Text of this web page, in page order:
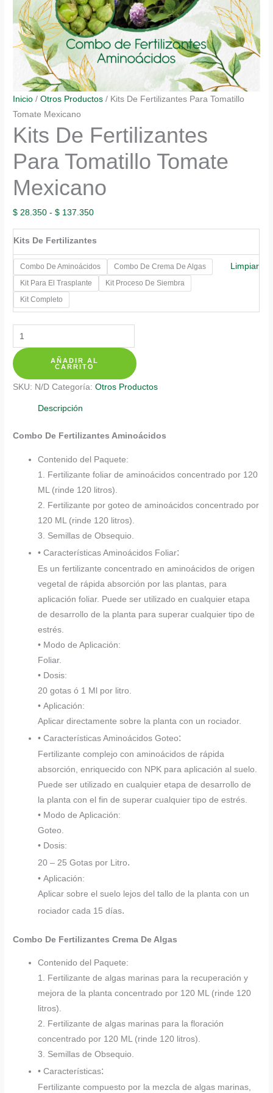
Inicio /Otros Productos / Kits De Fertilizantes Para Tomatillo
Tomate Mexicano
Kits De Fertilizantes
Para Tomatillo Tomate
Mexicano
$ 28.350 - $ 137.350Rango
de
precios:
desde
$ 28.350
hasta
Kits De Fertilizantes
Combo De Aminoácidos
Combo De Crema De Algas
Kit Para El Trasplante
Kit Proceso De Siembra
Kit Completo
Limpiar
Kits
De
Fertilizantes
Para
Tomatillo
Tomate
cantidad
AÑADIR AL
CARRITO
SKU: N/D Categoría:Otros Productos
Descripción
Combo De Fertilizantes Aminoácidos
Contenido del Paquete:
1. Fertilizante foliar de aminoácidos concentrado por 120
ML (rinde 120 litros).
2. Fertilizante por goteo de aminoácidos concentrado por
120 ML (rinde 120 litros).
3. Semillas de Obsequio.
• Características Aminoácidos Foliar:
Es un fertilizante concentrado en aminoácidos de origen
vegetal de rápida absorción por las plantas, para
aplicación foliar. Puede ser utilizado en cualquier etapa
de desarrollo de la planta para superar cualquier tipo de
estrés.
• Modo de Aplicación:
Foliar.
• Dosis:
20 gotas ó 1 Ml por litro.
• Aplicación:
Aplicar directamente sobre la planta con un rociador.
• Características Aminoácidos Goteo:
Fertilizante complejo con aminoácidos de rápida
absorción, enriquecido con NPK para aplicación al suelo.
Puede ser utilizado en cualquier etapa de desarrollo de
la planta con el fin de superar cualquier tipo de estrés.
• Modo de Aplicación:
Goteo.
• Dosis:
20 – 25 Gotas por Litro.
• Aplicación:
Aplicar sobre el suelo lejos del tallo de la planta con un
rociador cada 15 días.
Combo De Fertilizantes Crema De Algas
Contenido del Paquete:
1. Fertilizante de algas marinas para la recuperación y
mejora de la planta concentrado por 120 ML (rinde 120
litros).
2. Fertilizante de algas marinas para la floración
concentrado por 120 ML (rinde 120 litros).
3. Semillas de Obsequio.
• Características:
Fertilizante compuesto por la mezcla de algas marinas,